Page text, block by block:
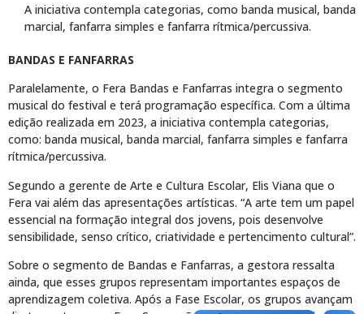
A iniciativa contempla categorias, como banda musical, banda
marcial, fanfarra simples e fanfarra rítmica/percussiva.
BANDAS E FANFARRAS
Paralelamente, o Fera Bandas e Fanfarras integra o segmento
musical do festival e terá programação específica. Com a última
edição realizada em 2023, a iniciativa contempla categorias,
como: banda musical, banda marcial, fanfarra simples e fanfarra
rítmica/percussiva.
Segundo a gerente de Arte e Cultura Escolar, Elis Viana que o
Fera vai além das apresentações artísticas. “A arte tem um papel
essencial na formação integral dos jovens, pois desenvolve
sensibilidade, senso crítico, criatividade e pertencimento cultural”.
Sobre o segmento de Bandas e Fanfarras, a gestora ressalta
ainda, que esses grupos representam importantes espaços de
aprendizagem coletiva. Após a Fase Escolar, os grupos avançam